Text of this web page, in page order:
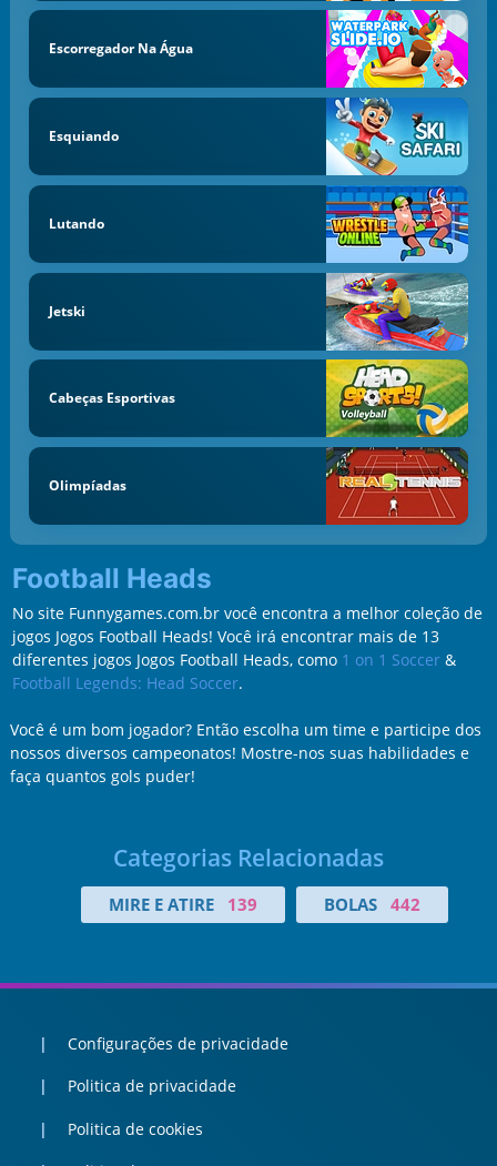
Escorregador Na Água
Esquiando
Lutando
Jetski
Cabeças Esportivas
Olimpíadas
Football Heads
No site Funnygames.com.br você encontra a melhor coleção de
jogos Jogos Football Heads! Você irá encontrar mais de 13
diferentes jogos Jogos Football Heads, como 1 on 1 Soccer&
Football Legends: Head Soccer.
Você é um bom jogador? Então escolha um time e participe dos
nossos diversos campeonatos! Mostre-nos suas habilidades e
faça quantos gols puder!
Categorias Relacionadas
MIRE E ATIRE 139 BOLAS 442
Configurações de privacidade
Politica de privacidade
Politica de cookies